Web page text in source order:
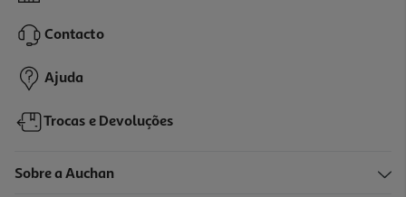
Contacto
Ajuda
Trocas e Devoluções
Sobre a Auchan